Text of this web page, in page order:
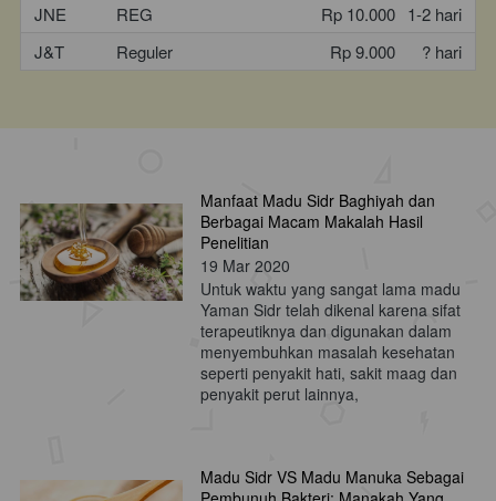
JNE
REG Rp 10.000 1-2 hari
J&T
Reguler Rp 9.000 ? hari
Manfaat Madu Sidr Baghiyah dan
Berbagai Macam Makalah Hasil
Penelitian
19 Mar 2020
Untuk waktu yang sangat lama madu
Yaman Sidr telah dikenal karena sifat
terapeutiknya dan digunakan dalam
menyembuhkan masalah kesehatan
seperti penyakit hati, sakit maag dan
penyakit perut lainnya,
Madu Sidr VS Madu Manuka Sebagai